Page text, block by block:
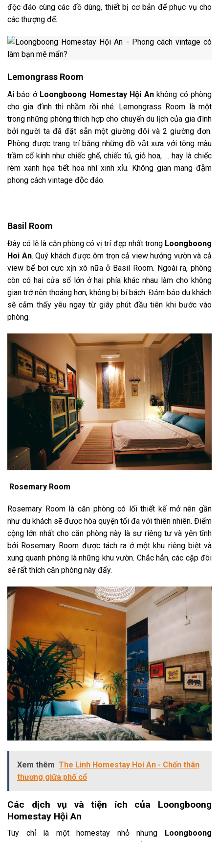
độc đáo cùng các đồ dùng, thiết bị cơ bản để phục vụ cho
các thượng đế.
Lemongrass Room
Ai bảo ở Loongboong Homestay Hội Ankhông có phòng
cho gia đình thì nhầm rồi nhé. Lemongrass Room là một
trong những phòng thích hợp cho chuyến du lịch của gia đình
bởi người ta đã đặt sẵn một giường đôi và 2 giường đơn.
Phòng được trang trí bằng những đồ vật xưa với tông màu
trầm cổ kính như chiếc ghế, chiếc tủ, giỏ hoa, … hay là chiếc
rèm xanh họa tiết hoa nhí xinh xỉu. Không gian mang đậm
phong cách vintage độc đáo.
Basil Room
Đây có lẽ là căn phòng có vị trí đẹp nhất trong Loongboong
Hoi An. Quý khách được ôm trọn cả view hướng vườn và cả
view bể bơi cực xịn xò nữa ở Basil Room. Ngoài ra, phòng
còn có hai cửa sổ lớn ở hai phía khác nhau làm cho không
gian trở nên thoáng hơn, không bị bí bách. Đảm bảo du khách
sẽ cảm thấy yêu ngay từ giây phút đầu tiên khi bước vào
phòng.
Rosemary Room
Rosemary Room là căn phòng có lối thiết kế mở nên gần
như du khách sẽ được hòa quyện tối đa với thiên nhiên. Điểm
cộng lớn nhất cho căn phòng này là sự riêng tư và yên tĩnh
bởi Rosemary Room được tách ra ở một khu riêng biệt và
xung quanh phòng là những khu vườn. Chắc hẳn, các cặp đôi
sẽ rất thích căn phòng này đấy.
Xem thêm The Linh Homestay Hoi An - Chốn thân
thương giữa phố cổ
Các dịch vụ và tiện ích của Loongboong
Homestay Hội An
Tuy chỉ là một homestay nhỏ nhưng Loongboong